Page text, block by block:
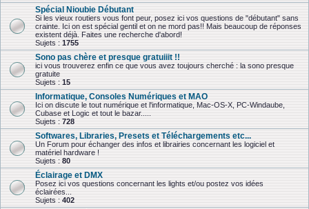
Spécial Nioubie Débutant
Si les vieux routiers vous font peur, posez ici vos questions de "débutant" sans
crainte. Ici on est spécial gentil et on ne mord pas!! Mais beaucoup de réponses
existent déjà. Faites une recherche d'abord!
Sujets : 1755
Sono pas chère et presque gratuiiit !!
ici vous trouverez enfin ce que vous avez toujours cherché : la sono presque
gratuite
Sujets : 15
Informatique, Consoles Numériques et MAO
Ici on discute le tout numérique et l'informatique, Mac-OS-X, PC-Windaube,
Cubase et Logic et tout le bazar.....
Sujets : 728
Softwares, Libraries, Presets et Téléchargements etc...
Un Forum pour échanger des infos et librairies concernant les logiciel et
matériel hardware !
Sujets : 80
Éclairage et DMX
Posez ici vos questions concernant les lights et/ou postez vos idées
éclairées...
Sujets : 402